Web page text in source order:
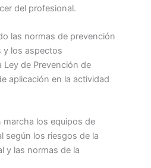
del profesional.
las normas de prevención
y los aspectos
Ley de Prevención de
aplicación en la actividad
marcha los equipos de
según los riesgos de la
y las normas de la